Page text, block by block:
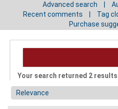
Advanced search
Recent comments
Tag
Purchase
Your search returned 2